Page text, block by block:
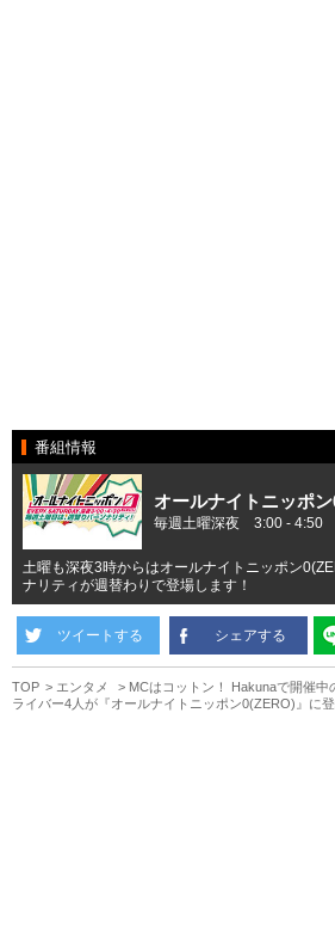
番組情報
オールナイトニッポ
毎週土曜深夜 3:00 - 4:50
土曜も深夜3時からはオールナイトニッポン
ナリティが週替わりで登場します！
ツイートする シェアする
TOP エンタメ
MCはコットン！ Hakunaで開催
ライバー4人が『オールナイトニッポン0(ZERO)』に登